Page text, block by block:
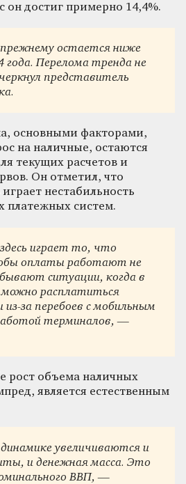
он достиг примерно 14,4%.
остается ниже
года. Перелома тренда не
представитель
основными факторами,
на наличные, остаются
текущих расчетов и
Он отметил, что
нестабильность
платежных систем.
играет то, что
оплаты работают не
бывают ситуации, когда в
можно расплатиться
за перебоев с мобильным
терминалов, —
рост объема наличных
является естественным
увеличиваются и
и денежная масса. Это
ВВП, —